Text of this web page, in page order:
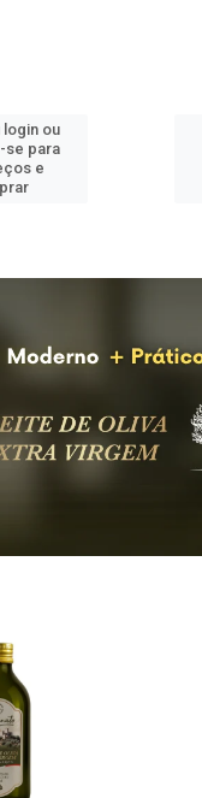
login ou
se para
e